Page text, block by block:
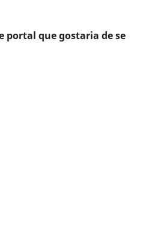
portal que gostaria de se